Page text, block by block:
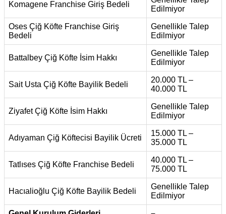
Komagene Franchise Giriş Bedeli
Edilmiyor
Oses Çiğ Köfte Franchise Giriş
Bedeli
Genellikle Talep
Edilmiyor
Battalbey Çiğ Köfte İsim Hakkı
Genellikle Talep
Edilmiyor
Sait Usta Çiğ Köfte Bayilik Bedeli
20.000 TL –
40.000 TL
Ziyafet Çiğ Köfte İsim Hakkı
Genellikle Talep
Edilmiyor
Adıyaman Çiğ Köftecisi Bayilik Ücreti
15.000 TL –
35.000 TL
Tatlıses Çiğ Köfte Franchise Bedeli
40.000 TL –
75.000 TL
Hacıalioğlu Çiğ Köfte Bayilik Bedeli
Genellikle Talep
Edilmiyor